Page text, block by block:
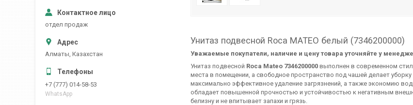
Унитаз подвесной Roca MATEO белый (7346200000)
Уважаемые покупатели, наличие и цену товара уточняйте у
Унитаз подвесной Rоса Mateo 7346200000 выполнен в современном
места в помещении, а свободное пространство под чашей делает
максимально эффективное удаление загрязнений, а также экономию
обладает повышенной прочностью и устойчивостью к негативным
белизну и не впитывает запахи и грязь.
отдел продаж
Алматы, Казахстан
+7 (777) 014-58-53
WhatsApp